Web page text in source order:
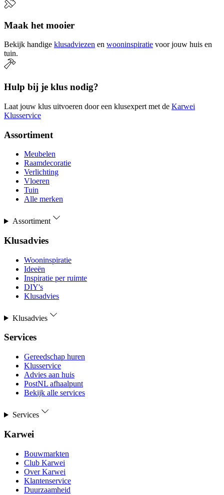
Maak het mooier
Bekijk handige klusadviezen en wooninspiratie voor jouw huis en
tuin.
Hulp bij je klus nodig?
Laat jouw klus uitvoeren door een klusexpert met de Karwei
Klusservice
Assortiment
Meubelen
Raamdecoratie
Verlichting
Vloeren
Tuin
Alle merken
Assortiment
Klusadvies
Wooninspiratie
Ideeën
Inspiratie per ruimte
DIY's
Klusadvies
Klusadvies
Services
Gereedschap huren
Klusservice
Advies aan huis
PostNL afhaalpunt
Bekijk alle services
Services
Karwei
Bouwmarkten
Club Karwei
Over Karwei
Klantenservice
Duurzaamheid